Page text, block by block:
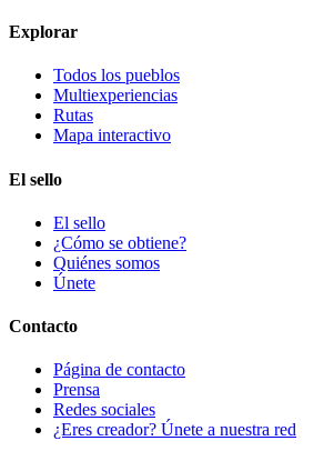
Explorar
Todos los pueblos
Multiexperiencias
Rutas
Mapa interactivo
El sello
El sello
¿Cómo se obtiene?
Quiénes somos
Únete
Contacto
Página de contacto
Prensa
Redes sociales
¿Eres creador? Únete a nuestra red